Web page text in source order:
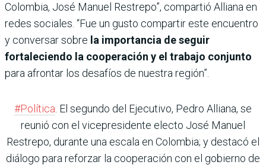
Colombia, José Manuel Restrepo”, compartió Alliana en
redes sociales. “Fue un gusto compartir este encuentro
y conversar sobre la importancia de seguir
fortaleciendo la cooperación y el trabajo conjunto
para afrontar los desafíos de nuestra región”.
#Política. El segundo del Ejecutivo, Pedro Alliana, se
reunió con el vicepresidente electo José Manuel
Restrepo, durante una escala en Colombia; y destacó el
diálogo para reforzar la cooperación con el gobierno de